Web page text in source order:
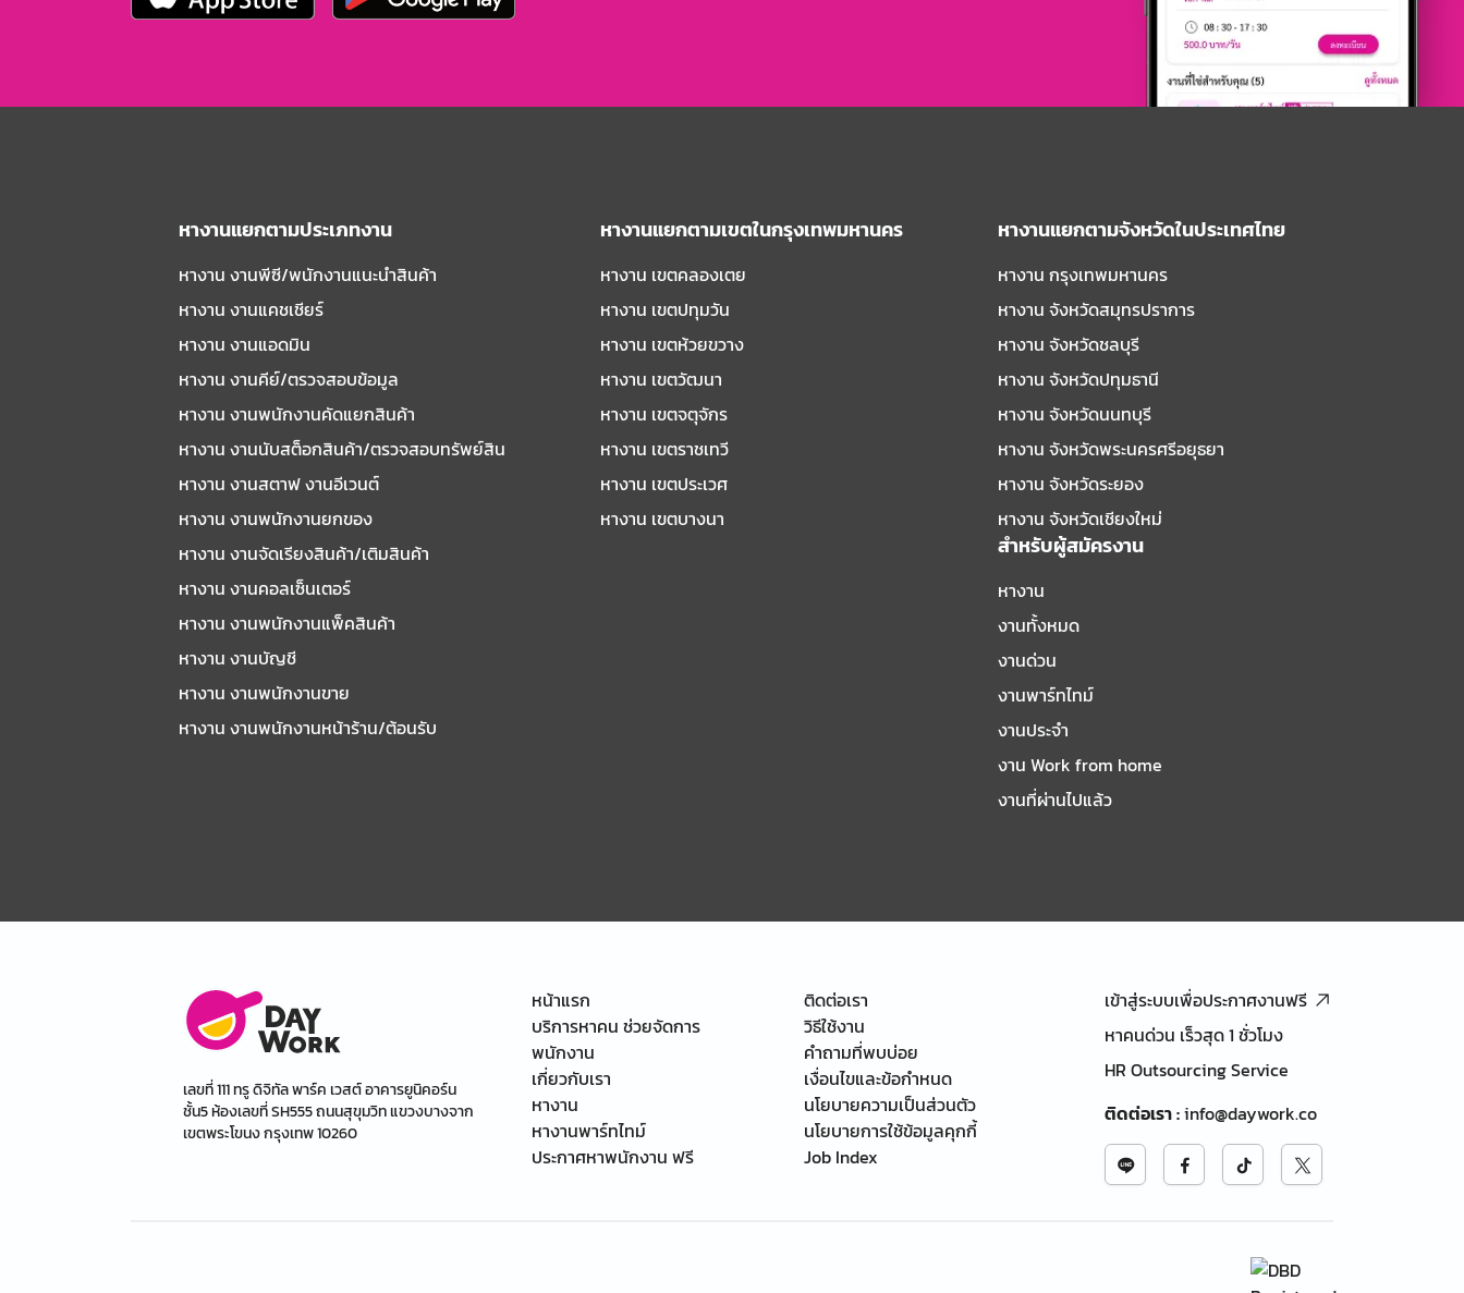
หางานแยกตามประเภทงาน
หางาน งานพีซี/พนักงานแนะนําสินค้า
หางาน งานแคชเชียร์
หางาน งานแอดมิน
หางาน งานคีย์/ตรวจสอบข้อมูล
หางาน งานพนักงานคัดแยกสินค้า
หางาน งานนับสต็อกสินค้า/ตรวจสอบทรัพย์สิน
หางาน งานสตาฟ งานอีเวนต์
หางาน งานพนักงานยกของ
หางาน งานจัดเรียงสินค้า/เติมสินค้า
หางาน งานคอลเซ็นเตอร์
หางาน งานพนักงานแพ็คสินค้า
หางาน งานบัญชี
หางาน งานพนักงานขาย
หางาน งานพนักงานหน้าร้าน/ต้อนรับ
หางานแยกตามเขตในกรุงเทพมหานคร
หางาน เขตคลองเตย
หางาน เขตปทุมวัน
หางาน เขตห้วยขวาง
หางาน เขตวัฒนา
หางาน เขตจตุจักร
หางาน เขตราชเทวี
หางาน เขตประเวศ
หางาน เขตบางนา
หางานแยกตามจังหวัดในประเทศไทย
หางาน กรุงเทพมหานคร
หางาน จังหวัดสมุทรปราการ
หางาน จังหวัดชลบุรี
หางาน จังหวัดปทุมธานี
หางาน จังหวัดนนทบุรี
หางาน จังหวัดพระนครศรีอยุธยา
หางาน จังหวัดระยอง
หางาน จังหวัดเชียงใหม่
สำหรับผู้สมัครงาน
หางาน
งานทั้งหมด
งานด่วน
งานพาร์ทไทม์
งานประจำ
งาน Work from home
งานที่ผ่านไปแล้ว
เลขที่ 111 ทรู ดิจิทัล พาร์ค เวสต์ อาคารยูนิคอร์น
ชั้น5 ห้องเลขที่ SH555 ถนนสุขุมวิท แขวงบางจาก
เขตพระโขนง กรุงเทพ 10260
หน้าแรก
บริการหาคน ช่วยจัดการ
พนักงาน
เกี่ยวกับเรา
หางาน
หางานพาร์ทไทม์
ประกาศหาพนักงาน ฟรี
ติดต่อเรา
วิธีใช้งาน
คำถามที่พบบ่อย
เงื่อนไขและข้อกำหนด
นโยบายความเป็นส่วนตัว
นโยบายการใช้ข้อมูลคุกกี้
Job Index
เข้าสู่ระบบเพื่อประกาศงานฟรี
หาคนด่วน เร็วสุด 1 ชั่วโมง
HR Outsourcing Service
ติดต่อเรา:info@daywork.co